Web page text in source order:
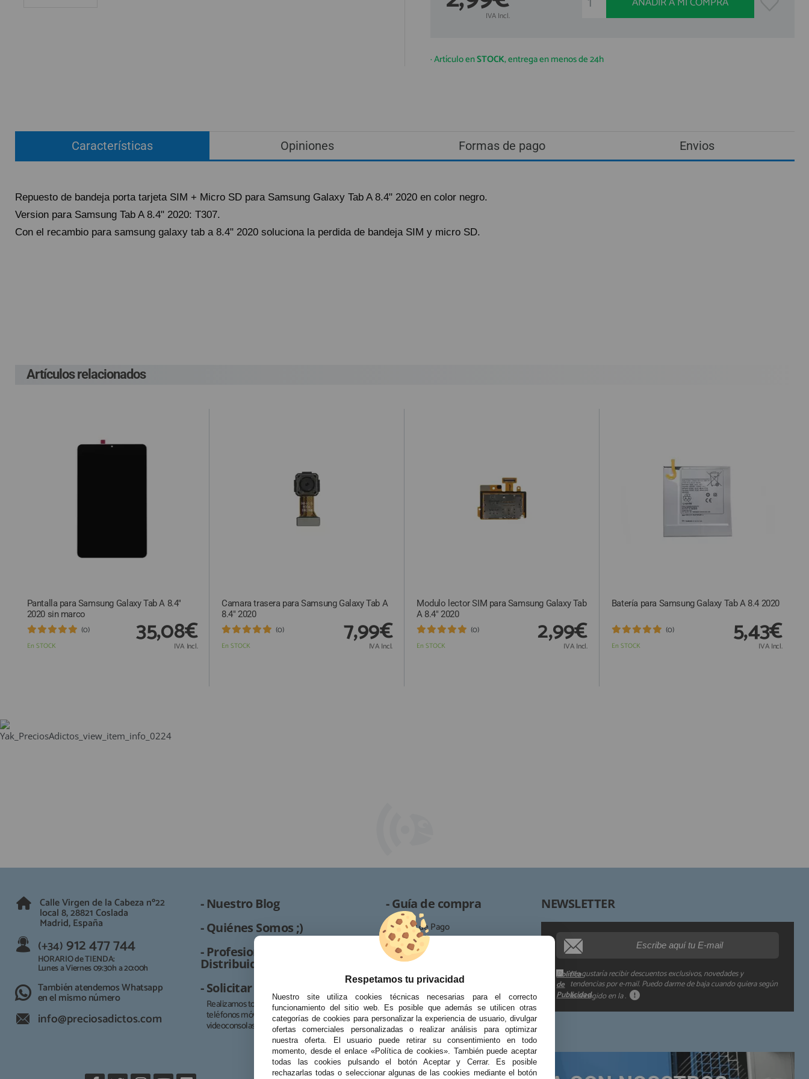
PROFESIONALES / DISTRIBUIDOR
SOLICITAR REPARACIÓN
TOP VENTAS REPUESTOS
NOVEDADES
NUESTRO BLOG
Lunes a Viernes 09:30h a 20:00h
IVA Incl.
· Artículo enSTOCK, entrega en menos de 24h
Características Opiniones Formas de pago Envios
Repuesto de bandeja porta tarjeta SIM + Micro SD para Samsung Galaxy Tab A 8.4" 2020 en color negro.
Version para Samsung Tab A 8.4" 2020: T307.
Con el recambio para samsung galaxy tab a 8.4" 2020 soluciona la perdida de bandeja SIM y micro SD.
compra, según la Ley Ministerial de Comercio Electrónico 34/2002 “
cualquier compra cursada y confirmada por internet debe ser aceptada después
Artículos relacionados
Pantalla para Samsung Galaxy Tab A 8.4"
2020 sin marco
En STOCK
(0) 35,08€
IVA Incl.
Camara trasera para Samsung Galaxy Tab A
8.4" 2020
En STOCK
(0) 7,99€
IVA Incl.
Modulo lector SIM para Samsung Galaxy Tab
A 8.4" 2020
En STOCK
(0) 2,99€
IVA Incl.
Batería para Samsung Galaxy Tab A 8.4 2020
En STOCK
(0) 5,43€
IVA Incl.
Calle Virgen de la Cabeza nº22
local 8, 28821 Coslada
Madrid, España
(+34) 912 477 744
HORARIO de TIENDA:
Lunes a Viernes 09:30h a 20:00h
También atendemos Whatsapp
en el mismo número
info@preciosadictos.com
- Nuestro Blog
- Quiénes Somos ;)
- Profesionales /
Distribuidor
- Solicitar Reparación
Realizamos todo tipo de reparaciones de
teléfonos móviles, tablets, portátiles y
videoconsolas.
- Guía de compra
· Formas de Pago
· Proceso de RMA
· Condiciones de contratación
· Política de devoluciones
· Resolución de Litigios en Línea
NEWSLETTER
Me gustaría recibir descuentos exclusivos, novedades y
tendencias por e-mail. Puedo darme de baja cuando quiera según
lo recogido en la
Política
de
Publicidad
.
Derechos:
Información adicional:
Respetamos tu privacidad
Nuestro site utiliza cookies técnicas necesarias para el correcto
funcionamiento del sitio web. Es posible que además se utilicen otras
categorías de cookies para personalizar la experiencia de usuario, divulgar
ofertas comerciales personalizadas o realizar análisis para optimizar
nuestra oferta. El usuario puede retirar su consentimiento en todo
momento, desde el enlace «Política de cookies». También puede aceptar
todas las cookies pulsando el botón Aceptar y Cerrar. Es posible
rechazarlas todas o seleccionar algunas de las cookies mediante el botón